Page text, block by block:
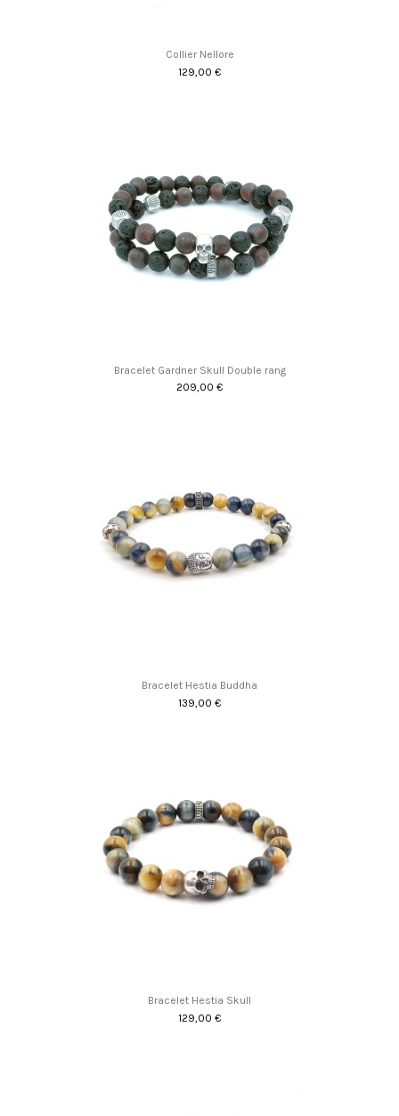
Collier Nellore
129,00 €
Bracelet Gardner Skull Double rang
209,00 €
Bracelet Hestia Buddha
139,00 €
Bracelet Hestia Skull
129,00 €